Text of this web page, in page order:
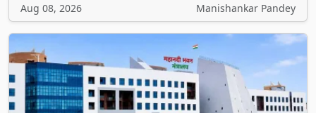
Aug 08, 2026 Manishankar Pandey